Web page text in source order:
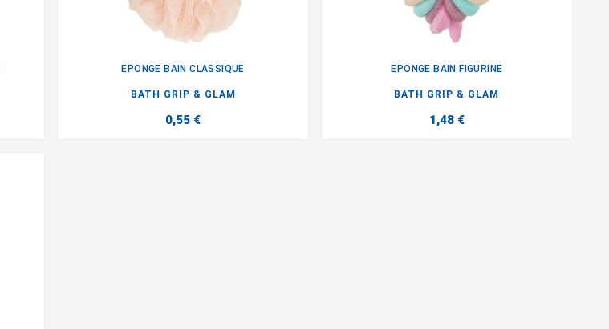
EPONGE BAIN CLASSIQUE
BATH GRIP & GLAM
0,55 €
EPONGE BAIN FIGURINE
BATH GRIP & GLAM
1,48 €